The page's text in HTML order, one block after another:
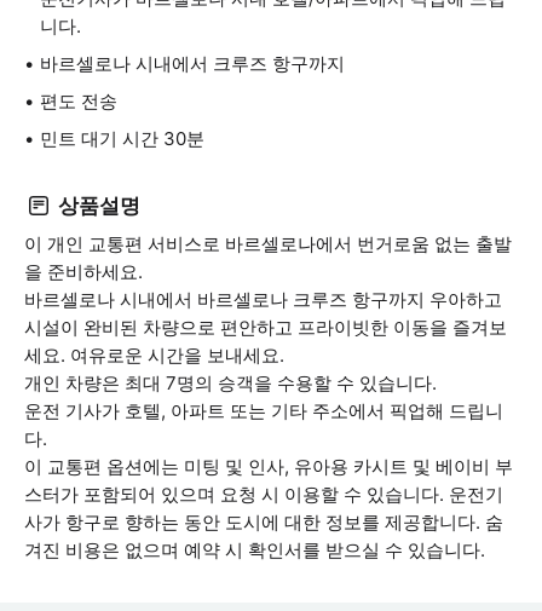
니다.
바르셀로나 시내에서 크루즈 항구까지
편도 전송
민트 대기 시간 30분
상품설명
이 개인 교통편 서비스로 바르셀로나에서 번거로움 없는 출발
을 준비하세요.
바르셀로나 시내에서 바르셀로나 크루즈 항구까지 우아하고
시설이 완비된 차량으로 편안하고 프라이빗한 이동을 즐겨보
세요. 여유로운 시간을 보내세요.
개인 차량은 최대 7명의 승객을 수용할 수 있습니다.
운전 기사가 호텔, 아파트 또는 기타 주소에서 픽업해 드립니
다.
이 교통편 옵션에는 미팅 및 인사, 유아용 카시트 및 베이비 부
스터가 포함되어 있으며 요청 시 이용할 수 있습니다. 운전기
사가 항구로 향하는 동안 도시에 대한 정보를 제공합니다. 숨
겨진 비용은 없으며 예약 시 확인서를 받으실 수 있습니다.